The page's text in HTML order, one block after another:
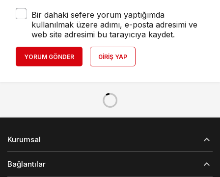
Bir dahaki sefere yorum yaptığımda
kullanılmak üzere adımı, e-posta adresimi ve
web site adresimi bu tarayıcıya kaydet.
YORUM GÖNDER GIRIŞ YAP
Kurumsal
Bağlantılar